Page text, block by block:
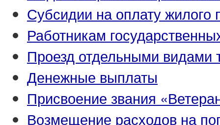
Субсидии на оплату
Работникам
Проезд отдельными видами
Денежные выплаты
Присвоение звания
Возмещение расходов на